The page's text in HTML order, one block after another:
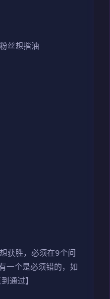
丝想揩油
胜，必须在9个问
一个是必须错的，如
通过】